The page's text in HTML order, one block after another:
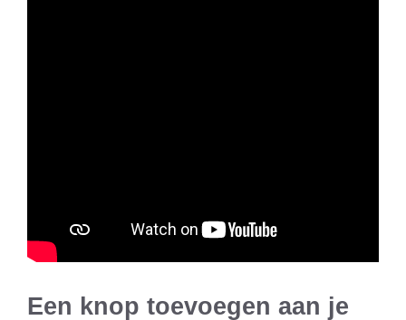
Een knop toevoegen aan je